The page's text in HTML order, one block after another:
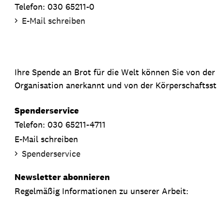
Telefon: 030 65211-0
E-Mail schreiben
Ihre Spende an Brot für die Welt können Sie von
Organisation anerkannt und von der
Spenderservice
Telefon: 030 65211-4711
E-Mail schreiben
Spenderservice
Newsletter abonnieren
Regelmäßig Informationen zu unserer Arbeit: